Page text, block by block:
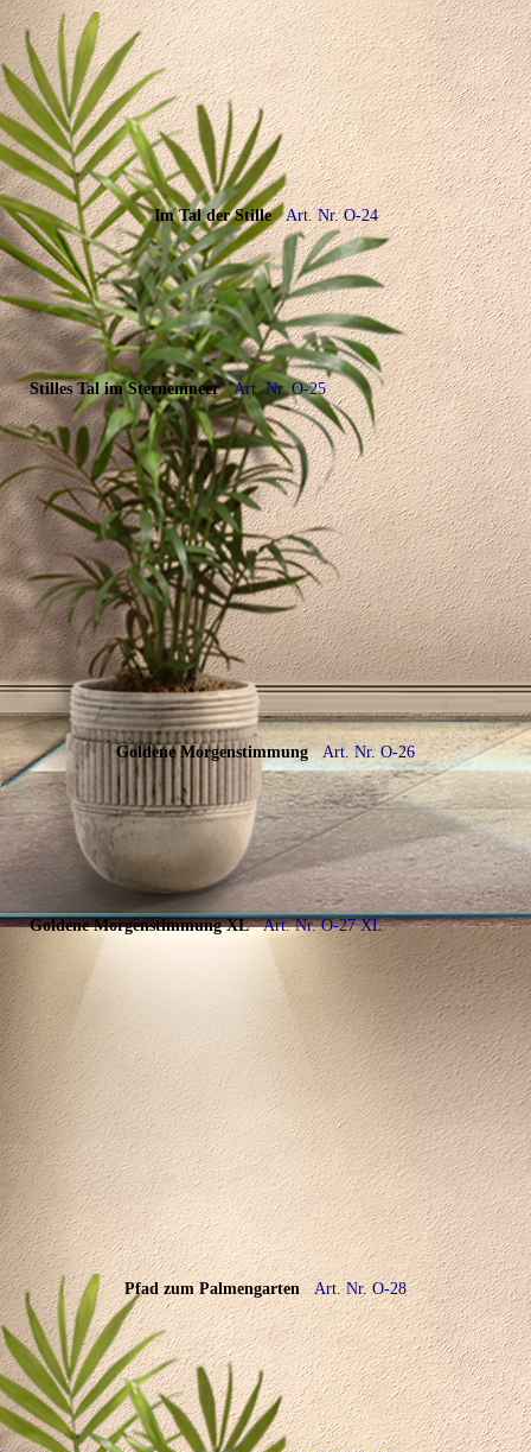
Im Tal der Stille Art. Nr. O-24
Stilles Tal im Sternenmeer Art. Nr. O-25
Goldene Morgenstimmung Art. Nr. O-26
Goldene MorgenstimmungXL Art. Nr. O-27 XL
Pfad zum Palmengarten Art. Nr. O-28